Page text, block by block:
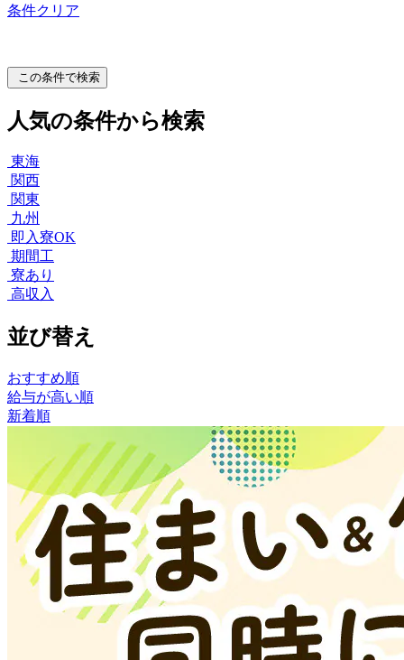
条件クリア
この条件で検索
人気の条件から検索
東海
関西
関東
九州
即入寮OK
期間工
寮あり
高収入
並び替え
おすすめ順
給与が高い順
新着順